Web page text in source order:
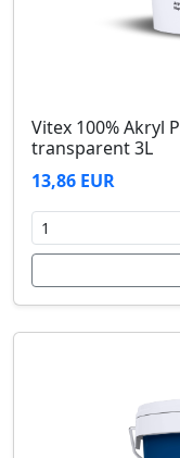
Vitex 100% Akryl
transparent 3L
13,86 EUR